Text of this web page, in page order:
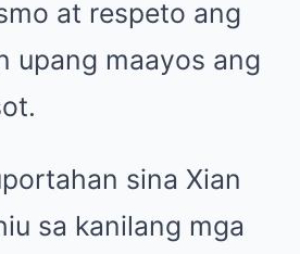
at respeto ang
upang maayos ang
sina Xian
sa kanilang mga